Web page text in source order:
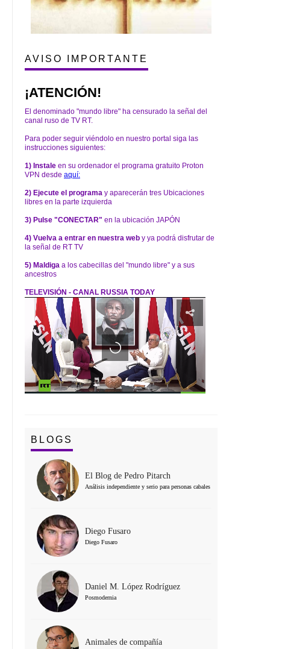
AVISO IMPORTANTE
¡ATENCIÓN!
El denominado "mundo libre" ha censurado la señal del
canal ruso de TV RT.
Para poder seguir viéndolo en nuestro portal siga las
instrucciones siguientes:
1) Instale en su ordenador el programa gratuito Proton
VPN desde aquí:
2) Ejecute el programa y aparecerán tres Ubicaciones
libres en la parte izquierda
3) Pulse "CONECTAR" en la ubicación JAPÓN
4) Vuelva a entrar en nuestra web y ya podrá disfrutar de
la señal de RT TV
5) Maldiga a los cabecillas del "mundo libre" y a sus
ancestros
TELEVISIÓN - CANAL RUSSIA TODAY
BLOGS
El Blog de Pedro Pitarch
Análisis independiente y serio para personas cabales
Diego Fusaro
Diego Fusaro
Daniel M. López Rodríguez
Posmodernia
Animales de compañía